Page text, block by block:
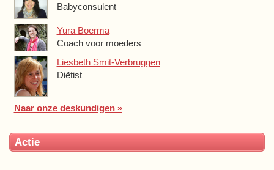
Babyconsulent
Yura Boerma
Coach voor moeders
Liesbeth Smit-Verbruggen
Diëtist
Naar onze deskundigen »
Actie